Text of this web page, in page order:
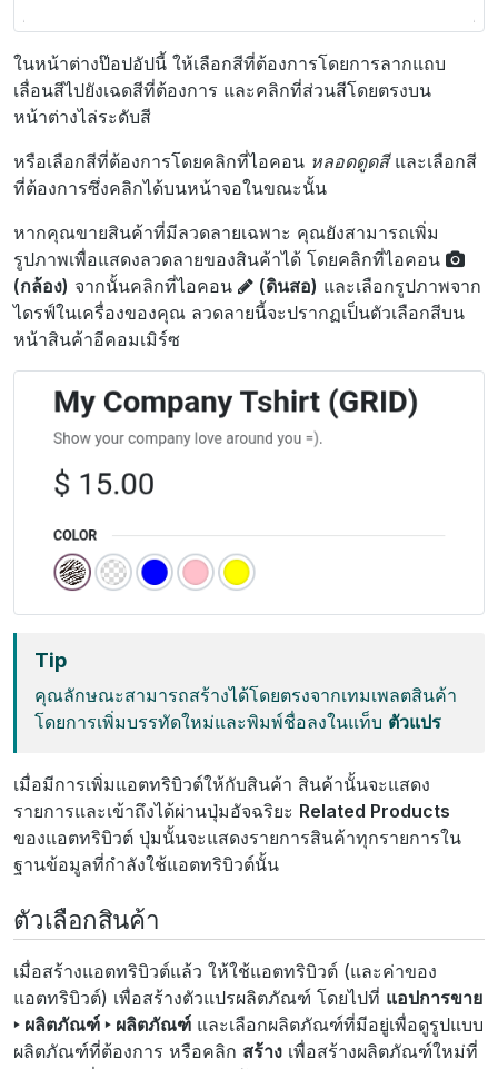
ในหน้าต่างป๊อปอัปนี้ ให้เลือกสีที่ต้องการโดยการลากแถบ
เลื่อนสีไปยังเฉดสีที่ต้องการ และคลิกที่ส่วนสีโดยตรงบน
หน้าต่างไล่ระดับสี
หรือเลือกสีที่ต้องการโดยคลิกที่ไอคอน หลอดดูดสีและเลือกสี
ที่ต้องการซึ่งคลิกได้บนหน้าจอในขณะนั้น
หากคุณขายสินค้าที่มีลวดลายเฉพาะ คุณยังสามารถเพิ่ม
รูปภาพเพื่อแสดงลวดลายของสินค้าได้ โดยคลิกที่ไอคอน
(กล้อง) จากนั้นคลิกที่ไอคอน (ดินสอ) และเลือกรูปภาพจาก
ไดรฟ์ในเครื่องของคุณ ลวดลายนี้จะปรากฏเป็นตัวเลือกสีบน
หน้าสินค้าอีคอมเมิร์ซ
Tip
คุณลักษณะสามารถสร้างได้โดยตรงจากเทมเพลตสินค้า
โดยการเพิ่มบรรทัดใหม่และพิมพ์ชื่อลงในแท็บ ตัวแปร
เมื่อมีการเพิ่มแอตทริบิวต์ให้กับสินค้า สินค้านั้นจะแสดง
รายการและเข้าถึงได้ผ่านปุ่มอัจฉริยะ Related Products
ของแอตทริบิวต์ ปุ่มนั้นจะแสดงรายการสินค้าทุกรายการใน
ฐานข้อมูลที่กำลังใช้แอตทริบิวต์นั้น
ตัวเลือกสินค้า
เมื่อสร้างแอตทริบิวต์แล้ว ให้ใช้แอตทริบิวต์ (และค่าของ
แอตทริบิวต์) เพื่อสร้างตัวแปรผลิตภัณฑ์ โดยไปที่ แอปการขาย
‣ ผลิตภัณฑ์ ‣ ผลิตภัณฑ์ และเลือกผลิตภัณฑ์ที่มีอยู่เพื่อดูรูปแบบ
ผลิตภัณฑ์ที่ต้องการ หรือคลิก สร้าง เพื่อสร้างผลิตภัณฑ์ใหม่ที่